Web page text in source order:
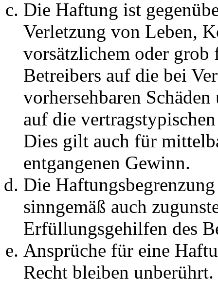
Die Haftung ist
Verletzung von Leben,
vorsätzlichem oder grob
Betreibers auf die bei
vorhersehbaren
auf die
Dies gilt auch für
entgangenen Gewinn.
Die
sinngemäß auch
Erfüllungsgehilfen des
Ansprüche für eine
Recht bleiben unberührt.